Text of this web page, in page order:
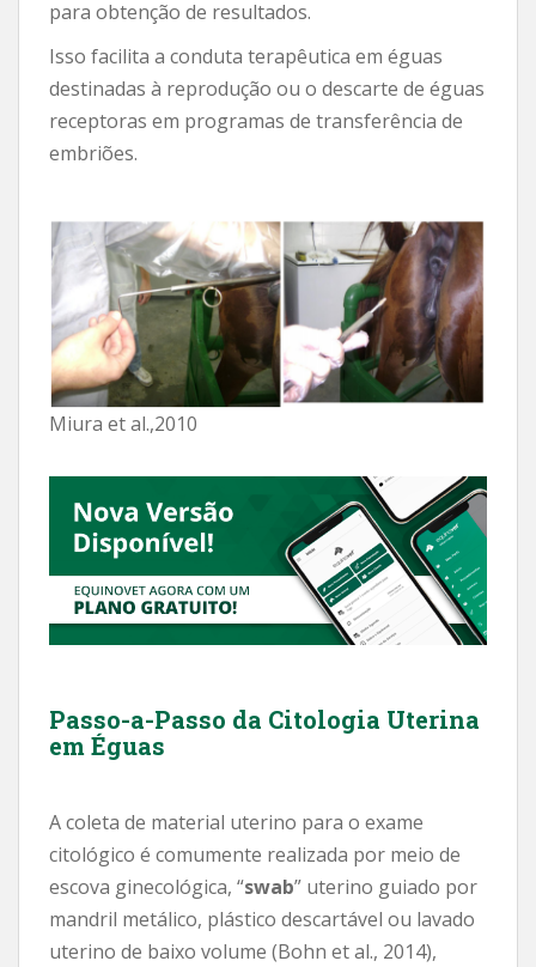
para obtenção de resultados.
Isso facilita a conduta terapêutica em éguas
destinadas à reprodução ou o descarte de éguas
receptoras em programas de transferência de
embriões.
Miura et al.,2010
Passo-a-Passo da Citologia Uterina
em Éguas
A coleta de material uterino para o exame
citológico é comumente realizada por meio de
escova ginecológica, “swab” uterino guiado por
mandril metálico, plástico descartável ou lavado
uterino de baixo volume (Bohn et al., 2014),